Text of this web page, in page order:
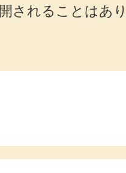
されることはあ